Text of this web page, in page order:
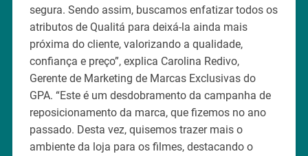
segura. Sendo assim, buscamos enfatizar todos os
atributos de Qualitá para deixá-la ainda mais
próxima do cliente, valorizando a qualidade,
confiança e preço”, explica Carolina Redivo,
Gerente de Marketing de Marcas Exclusivas do
GPA. “Este é um desdobramento da campanha de
reposicionamento da marca, que fizemos no ano
passado. Desta vez, quisemos trazer mais o
ambiente da loja para os filmes, destacando o